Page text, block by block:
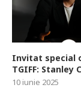
Invitat special
TGIFF: Stanley
10 iunie 2025